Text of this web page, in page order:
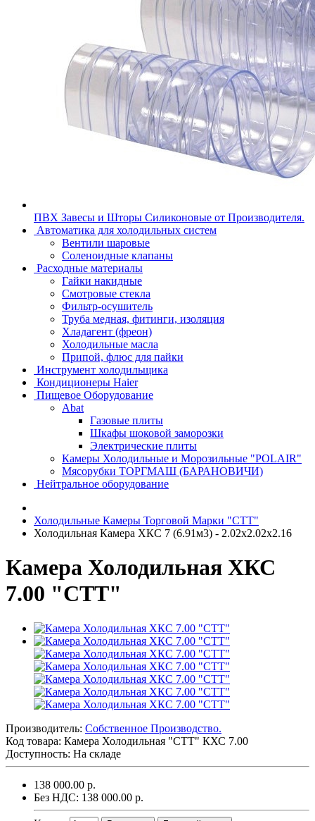
ПВХ Завесы и Шторы Силиконовые от Производителя.
Автоматика для холодильных систем
Вентили шаровые
Соленоидные клапаны
Расходные материалы
Гайки накидные
Смотровые стекла
Фильтр-осушитель
Труба медная, фитинги, изоляция
Хладагент (фреон)
Холодильные масла
Припой, флюс для пайки
Инструмент холодильщика
Кондиционеры Haier
Пищевое Оборудование
Abat
Газовые плиты
Шкафы шоковой заморозки
Электрические плиты
Камеры Холодильные и Морозильные "POLAIR"
Мясорубки ТОРГМАШ (БАРАНОВИЧИ)
Нейтральное оборудование
Холодильные Камеры Торговой Марки "СТТ"
Холодильная Камера ХКС 7 (6.91м3) - 2.02х2.02х2.16
Камера Холодильная ХКС
7.00 "СТТ"
Производитель: Собственное Производство.
Код товара: Камера Холодильная "СТТ" КХС 7.00
Доступность: На складе
138 000.00 р.
Без НДС: 138 000.00 р.